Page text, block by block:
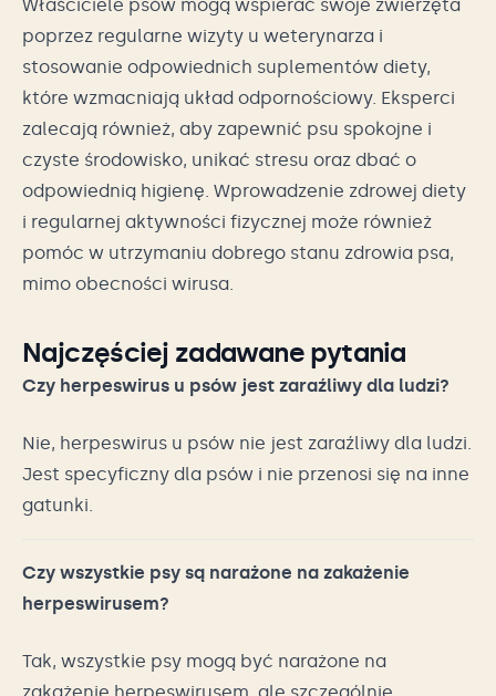
Właściciele psów mogą wspierać swoje zwierzęta
poprzez regularne wizyty u weterynarza i
stosowanie odpowiednich suplementów diety,
które wzmacniają układ odpornościowy. Eksperci
zalecają również, aby zapewnić psu spokojne i
czyste środowisko, unikać stresu oraz dbać o
odpowiednią higienę. Wprowadzenie zdrowej diety
i regularnej aktywności fizycznej może również
pomóc w utrzymaniu dobrego stanu zdrowia psa,
mimo obecności wirusa.
Najczęściej zadawane pytania
Czy herpeswirus u psów jest zaraźliwy dla ludzi?
Nie, herpeswirus u psów nie jest zaraźliwy dla ludzi.
Jest specyficzny dla psów i nie przenosi się na inne
gatunki.
Czy wszystkie psy są narażone na zakażenie
herpeswirusem?
Tak, wszystkie psy mogą być narażone na